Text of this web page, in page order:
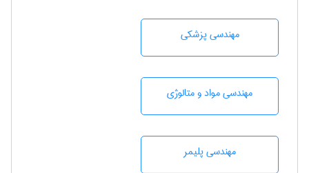
مهندسی پزشکی
مهندسی مواد و متالوژی
مهندسی پليمر